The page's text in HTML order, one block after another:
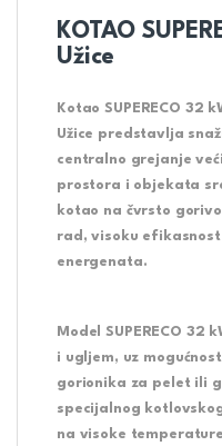
KOTAO
Užice
Kotao SUPERECO 32
Užice predstavlja
centralno grejanje
prostora i objekata
kotao na čvrsto
rad, visoku
energenata.
Model SUPERECO 32
i ugljem, uz
gorionika za pelet ili
specijalnog
na visoke